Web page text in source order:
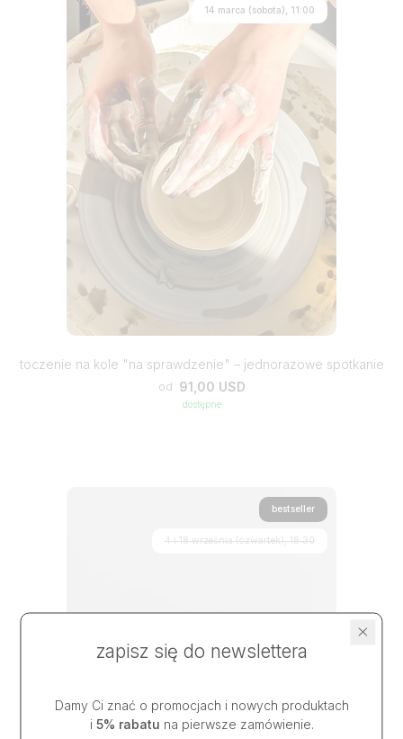
14 marca (sobota), 11:00
toczenie na kole "na sprawdzenie" – jednorazowe spotkanie
od 91,00 USD
dostępne
bestseller
4 i 18 września (czwartek), 18:30
zapisz się do newslettera
Damy Ci znać o promocjach i nowych produktach
i 5% rabatu na pierwsze zamówienie.